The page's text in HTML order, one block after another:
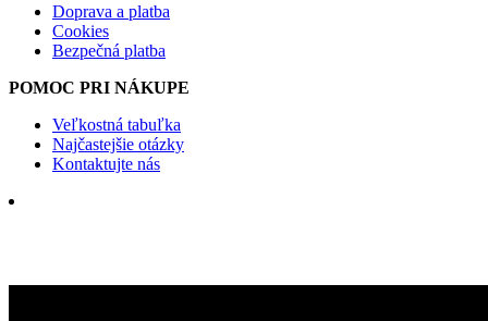
Doprava a platba
Cookies
Bezpečná platba
POMOC PRI NÁKUPE
Veľkostná tabuľka
Najčastejšie otázky
Kontaktujte nás